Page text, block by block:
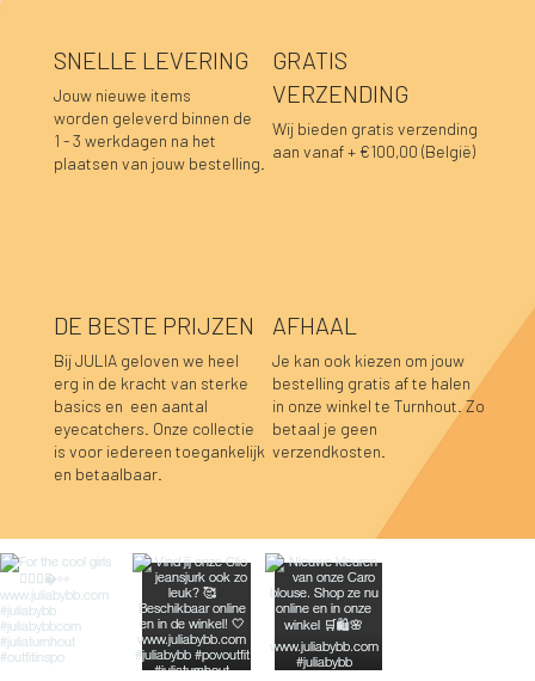
Lara sweater bordeaux
Prijs
€ 39,95
Luka sweater grijs
Prijs
€ 39,95
Luka rok grijs
Prijs
€ 34,95
Hannah top prune
Prijs
€ 39,95
Hannah top choco
Prijs
€ 39,95
Caro blouse beige
Prijs
€ 44,95
Caro blouse kaki
Prijs
€ 44,95
Caro blouse donkerblauw
Prijs
€ 44,95
Caro blouse choco
Prijs
€ 44,95
Pauline top bordeaux
Prijs
€ 59,95
Lucia longsleeve roze-rood
Prijs
€ 39,95
Sofie top bordeaux-donkerblauw
Niet op voorraad
Caro blouse prune
Niet op voorraad
Caro blouse bordeaux
Niet op voorraad
Pauline top donkerblauw
Niet op voorraad
SNELLE LEVERING
Jouw nieuwe items
worden geleverd binnen de
1 - 3 werkdagen na het
plaatsen van jouw bestelling.
GRATIS
VERZENDING
Wij bieden gratis verzending
aan vanaf + €100,00 (België)
DE BESTE PRIJZEN
Bij JULIA geloven we heel
erg in de kracht van sterke
basics en een aantal
eyecatchers. Onze collectie
is voor iedereen toegankelijk
en betaalbaar.
AFHAAL
Je kan ook kiezen om jouw
bestelling gratis af te halen
in onze winkel te Turnhout. Zo
betaal je geen
verzendkosten.